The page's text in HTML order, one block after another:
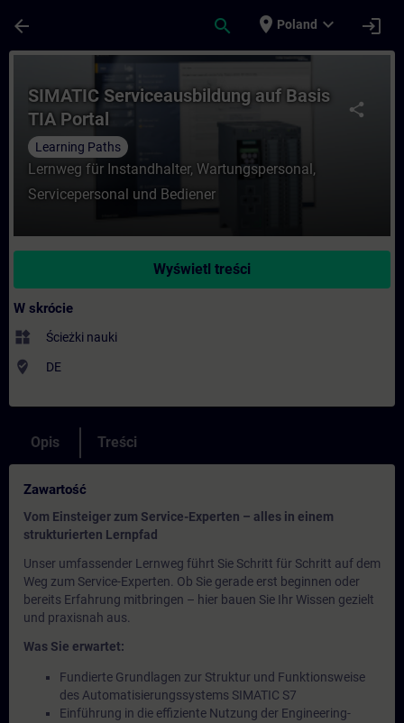
arrow_back search place Poland expand_more login
Kurs - SIMATIC Serviceausbildung auf
share
SIMATIC Serviceausbildung auf Basis
TIA Portal
Learning Paths
Lernweg für Instandhalter, Wartungspersonal,
Servicepersonal und Bediener
Wyświetl treści
W skrócie
widgets Ścieżki nauki
where_to_vote DE
Opis Treści
Zawartość
Vom Einsteiger zum Service-Experten – alles in einem
strukturierten Lernpfad
Unser umfassender Lernweg führt Sie Schritt für Schritt auf dem
Weg zum Service-Experten. Ob Sie gerade erst beginnen oder
bereits Erfahrung mitbringen – hier bauen Sie Ihr Wissen gezielt
und praxisnah aus.
Was Sie erwartet:
Fundierte Grundlagen zur Struktur und Funktionsweise
des Automatisierungssystems SIMATIC S7
Einführung in die effiziente Nutzung der Engineering-